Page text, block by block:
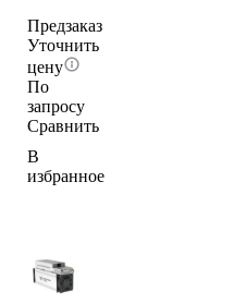
Предзаказ
Уточнить
цену
По
запросу
Сравнить
В
избранное